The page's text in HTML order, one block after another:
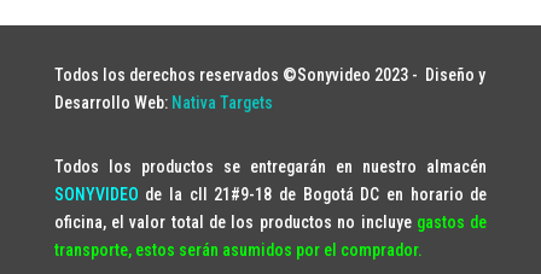
Todos los derechos reservados ©Sonyvideo 2023 - Diseño y
Desarrollo Web: Nativa Targets
Todos los productos se entregarán en nuestro almacén
SONYVIDEO de la cll 21#9-18 de Bogotá DC en horario de
oficina, el valor total de los productos no incluye gastos de
transporte, estos serán asumidos por el comprador.